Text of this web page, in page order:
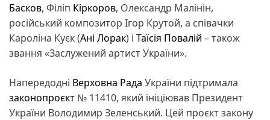
Басков, Філіп Кіркоров, Олександр Малінін,
російський композитор Ігор Крутой, а співачки
Кароліна Куєк (Ані Лорак) і Таїсія Повалій – також
звання «Заслужений артист України».
Напередодні Верховна Рада України підтримала
законопроєкт № 11410, який ініціював Президент
України Володимир Зеленський. Цей проєкт закону